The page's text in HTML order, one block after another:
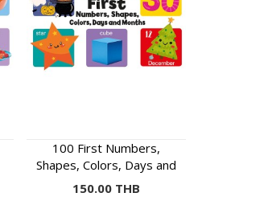
100 First Numbers,
Shapes, Colors, Days and
Months (Board Book)
150.00 THB